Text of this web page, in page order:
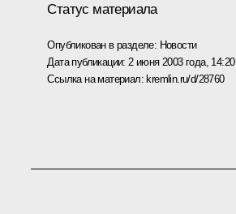
Статус материала
Опубликован в разделе: Новости
Дата публикации: 2 июня 2003 года, 14:20
Ссылка на материал:kremlin.ru/d/28760